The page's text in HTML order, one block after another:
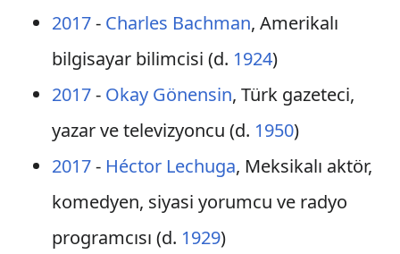
2017- Charles Bachman, Amerikalı
bilgisayar bilimcisi (d. 1924)
2017- Okay Gönensin, Türk gazeteci,
yazar ve televizyoncu (d. 1950)
2017- Héctor Lechuga, Meksikalı aktör,
komedyen, siyasi yorumcu ve radyo
programcısı (d. 1929)